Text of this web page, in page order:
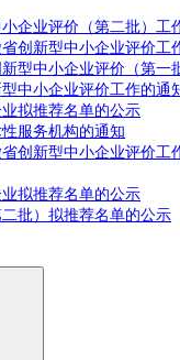
企业评价（第二批）工
创新型中小企业评价工
型中小企业评价（第一
中小企业评价工作的通
拟推荐名单的公示
服务机构的通知
创新型中小企业评价工
拟推荐名单的公示
批）拟推荐名单的公示